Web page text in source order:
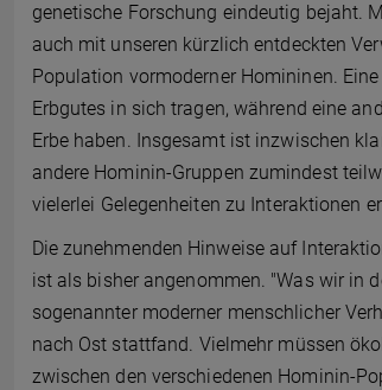
genetische Forschung eindeutig bejaht.
auch mit unseren kürzlich entdeckten
Population vormoderner Homininen.
Erbgutes in sich tragen, während eine
Erbe haben. Insgesamt ist inzwischen
andere Hominin-Gruppen zumindest
vielerlei Gelegenheiten zu Interaktionen
Die zunehmenden Hinweise auf
ist als bisher angenommen. "Was wir in
sogenannter moderner menschlicher
nach Ost stattfand. Vielmehr müssen
zwischen den verschiedenen Hominin-